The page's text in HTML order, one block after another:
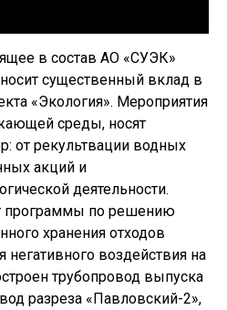
в состав АО «СУЭК»
существенный вклад в
«Экология». Мероприятия
среды, носят
от рекультвации водных
акций и
деятельности.
программы по решению
хранения отходов
негативного воздействия на
трубопровод выпуска
разреза «Павловский-2»,